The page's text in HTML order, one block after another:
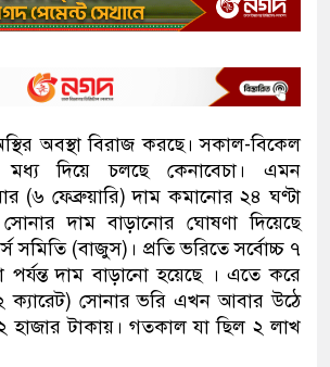
অবস্থা বিরাজ করছে। সকাল-বিকেল
মধ্য দিয়ে চলছে কেনাবেচা। এমন
(৬ ফেব্রুয়ারি) দাম কমানোর ২৪ ঘণ্টা
দাম বাড়ানোর ঘোষণা দিয়েছে
সমিতি (বাজুস)। প্রতি ভরিতে সর্বোচ্চ ৭
পর্যন্ত দাম বাড়ানো হয়েছে । এতে করে
ক্যারেট) সোনার ভরি এখন আবার উঠে
হাজার টাকায়। গতকাল যা ছিল ২ লাখ